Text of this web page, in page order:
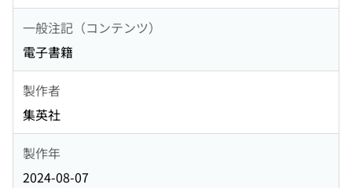
一般注記（コンテンツ）
電子書籍
製作者
集英社
製作年
2024-08-07